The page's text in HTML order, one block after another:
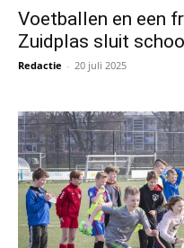
Voetballen en een
Zuidplas sluit
Redactie - 20 juli 2025